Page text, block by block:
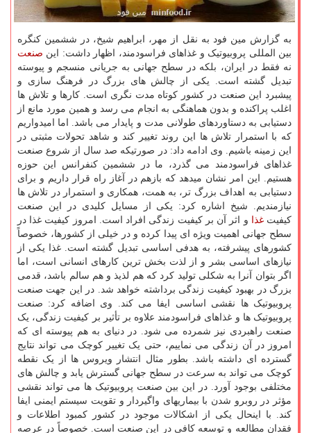
به گزارش مین فود به نقل از مهر، ابراهیم شیخ، در ششمین کنگره
بین المللی پروبیوتیک و غذاهای فراسودمند، اظهار داشت: این صنعت
نه فقط در ایران، بلکه در سطح جهانی به جریانی منسجم و پیوسته
تبدیل گشته است. یکی از چالش های بزرگ در فرهنگ سازی و
پیشبرد این صنعت در کشور کوتاه مدت نگری است. کارها و تلاش ها
اغلب پراکنده و بدون هماهنگی به انجام می رسد و همین مورد مانع از
دستیابی به دستاوردهای طولانی مدت و پایدار می باشد. اما امیدواریم
که با استمرار تلاش ها این روند تغییر کند و شاهد تحولات مثبتی در
این زمینه باشیم. وی ادامه داد: در صورتیکه صد سال از شروع صنعت
غذاهای فراسودمند می گذرد، ما در ششمین کنفرانس این حوزه
هستیم. این امر نشان میدهد که بازهم در آغاز راه قرار داریم و برای
دستیابی به اهداف بزرگ تر، به همت، همکاری و استمرار در تلاش ها
نیازمندیم. شیخ اشاره کرد: یکی از مسایل کلیدی در این صنعت
کیفیتغذا
و اثر آن بر کیفیت زندگی افراد است. امروز کیفیت غذا در
سطح جهانی اهمیت ویژه ای پیدا کرده و در خیلی از کشورها، خصوصاً
کشورهای پیشرفته، به هدفی اساسی تبدیل گشته است. غذا یکی از
نیازهای اساسی بشر و از لذت بخش ترین کارهای انسانی است، اما
اگر بتوان آنرا به شکلی تولید کرد که هم لذیذ و هم سالم باشد، قدمی
بزرگ در بهبود کیفیت زندگی برداشته خواهد شد. در این جهت صنعت
پروبیوتیک ها نقشی اساسی ایفا می کند. وی اضافه کرد: صنعت
پروبیوتیک ها و غذاهای فراسودمند علاوه بر تأثیر بر کیفیت زندگی، یک
صنعت راهبردی نیز شمرده می شود. در دنیای به هم پیوسته ای که
امروز در آن زندگی می نماییم، حتی یک تغییر کوچک می تواند نتایج
گسترده ای داشته باشد. بطور مثال انتشار ویروس ها از یک نقطه
کوچک می تواند به سرعت در سطح جهانی گسترش یابد و چالش های
مختلفی بوجود آورد. در این بین صنعت پروبیوتیک ها می تواند نقشی
مؤثر در روبرو شدن با بیماریهای واگیردار و تقویت سیستم ایمنی ایفا
کند. با اینحال یکی از اشکالات موجود در کشور کمبود اطلاعات و
فقدان مطالعه و توسعه کافی در این صنعت است. خصوصاً در عرصه